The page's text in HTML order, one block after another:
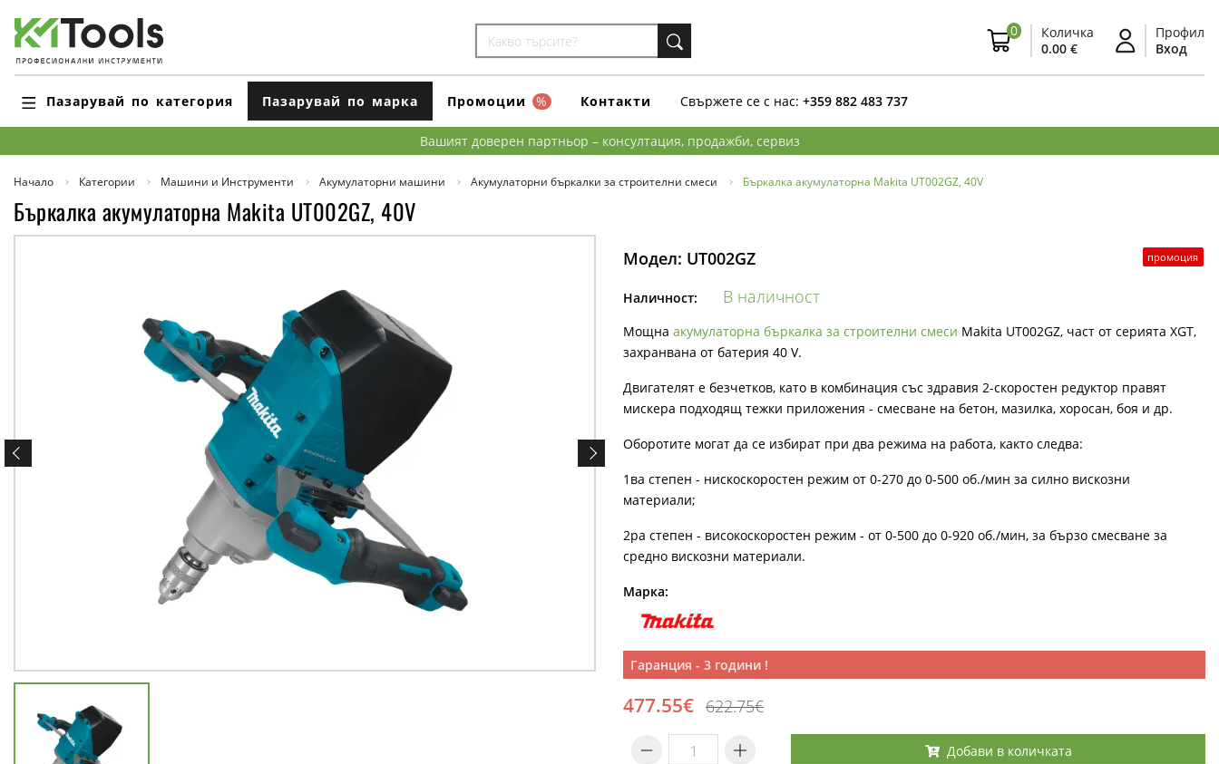
0
Количка
0.00 €
Профил
Вход
Пазарувай по категория Пазарувай по марка Промоции % Контакти Свържете се с нас: +359 882 483 737
Вашият доверен партньор – консултация, продажби, сервиз
Начало Категории Машини и Инструменти Акумулаторни машини Акумулаторни бъркалки за строителни смеси Бъркалка акумулаторна Makita UT002GZ, 40V
Бъркалка акумулаторна Makita UT002GZ, 40V
промоция
Модел: UT002GZ
Наличност: В наличност
Мощна акумулаторна бъркалка за строителни смеси Makita UT002GZ, част от серията XGT,
захранвана от батерия 40 V.
Двигателят е безчетков, като в комбинация със здравия 2-скоростен редуктор правят
мискера подходящ тежки приложения - смесване на бетон, мазилка, хоросан, боя и др.
Оборотите могат да се избират при два режима на работа, както следва:
1ва степен - нискоскоростен режим от 0-270 до 0-500 об./мин за силно вискозни
материали;
2ра степен - високоскоростен режим - от 0-500 до 0-920 об./мин, за бързо смесване за
средно вискозни материали.
Марка:
Гаранция - 3 години !
477.55€ 622.75€
Добави в количката